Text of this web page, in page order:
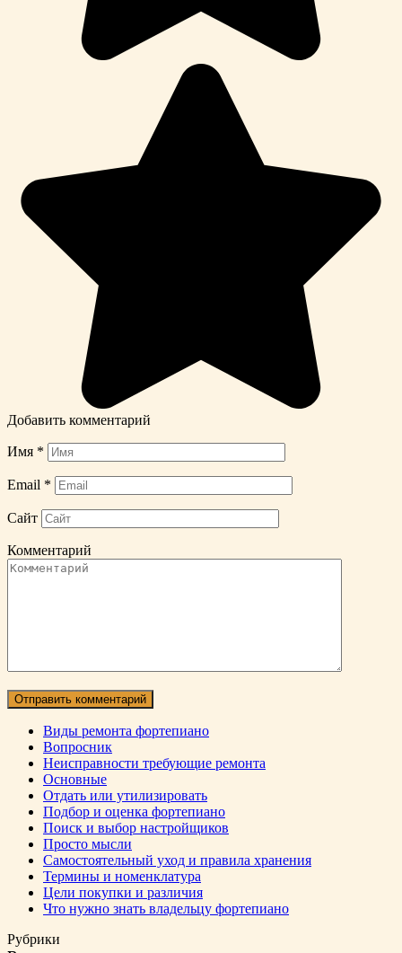
Добавить комментарий
Имя *
Email *
Сайт
Комментарий
Виды ремонта фортепиано
Вопросник
Неисправности требующие ремонта
Основные
Отдать или утилизировать
Подбор и оценка фортепиано
Поиск и выбор настройщиков
Просто мысли
Самостоятельный уход и правила хранения
Термины и номенклатура
Цели покупки и различия
Что нужно знать владельцу фортепиано
Рубрики